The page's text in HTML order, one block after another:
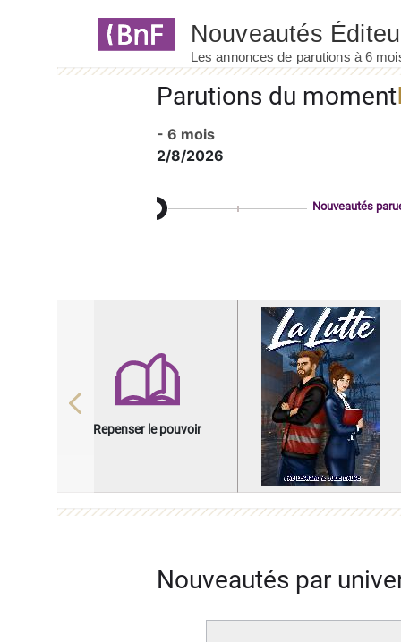
Parutions du moment
- 6 mois
2/8/2026
Nouveautés
Repenser le pouvoir
Previous
Nouveautés par